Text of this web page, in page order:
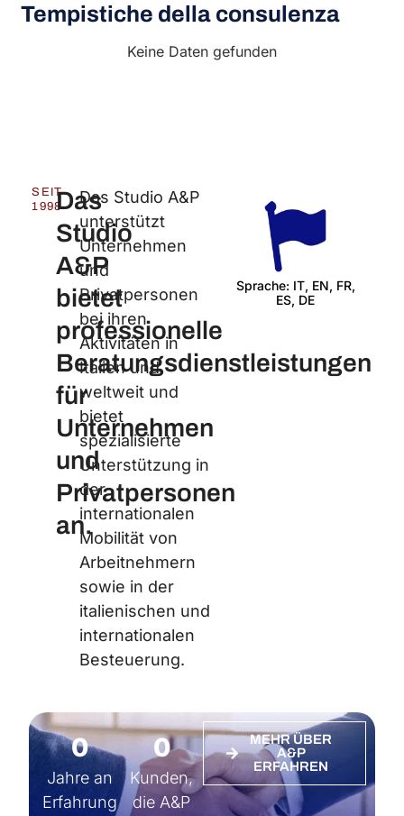
Tempistiche della consulenza​
Keine Daten gefunden
SEIT
1998Das
Studio
A&P
bietet
professionelle
Beratungsdienstleistungen
für
Unternehmen
und
Privatpersonen
an.
Das Studio A&P
unterstützt
Unternehmen
und
Privatpersonen
bei ihren
Aktivitäten in
Italien und
weltweit und
bietet
spezialisierte
Unterstützung in
der
internationalen
Mobilität von
Arbeitnehmern
sowie in der
italienischen und
internationalen
Besteuerung.
Sprache: IT, EN, FR,
ES, DE
Jahre an
Erfahrung
0
Kunden,
die A&P
0
MEHR ÜBER
A&P
ERFAHREN